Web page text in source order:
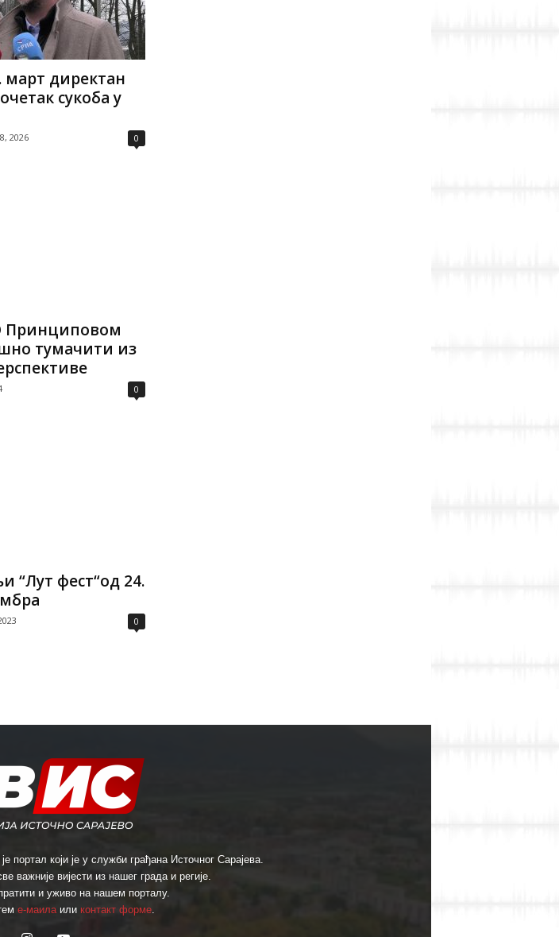
март директан
сукоба у
2026 0
Принциповом
тумачити из
0
“Лут фест“од 24.
0
портал који је у служби грађана Источног Сарајева.
важније вијести из нашег града и регије.
и уживо на нашем порталу.
е-маилаили контакт форме.